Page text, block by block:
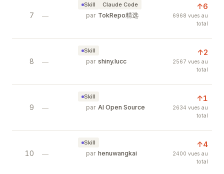
7 —
Skill Claude Code
Awesome Cursor Rules — AI Coding
Curated .cursorrules files for 30+ tech
par TokRepo精选
↑6
6968 vues au
total
8 —
Skill
review skill
内容审稿官。评估口播稿/视频脚本的质量，给
par shiny.lucc
↑2
2567 vues au
total
9 —
Skill
Audiobookshelf — Self-Hosted
Audiobookshelf is an open-source
par AI Open Source
↑1
2634 vues au
total
10 —
Skill
CC Status Board — Smart Status Bar
Add a context meter, AI asset discovery, and
par henuwangkai
↑4
2400 vues au
total